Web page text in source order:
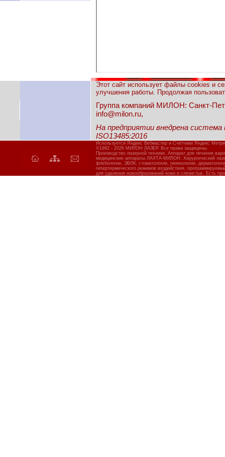
Этот сайт использует файлы cookies и
улучшения работы. Продолжая
Группа компаний МИЛОН: Санкт-
info@milon.ru,
На предприятии внедрена
ISO13485:2016
Используется Яндекс Вебмастер и Счётчики Яндекс
©1992 - 2026 МИЛОН ЛАЗЕР. Все права защищены.
Производство лазерной техники. Аппарат для лечения
медицинские аппараты ЛАХТА-МИЛОН: Хирургический
флебологии, ЭВЛК, стоматологии, гинекологии,
гипертермического режимов воздействия,
для удаления новообразований кожи и слизистых. Есть